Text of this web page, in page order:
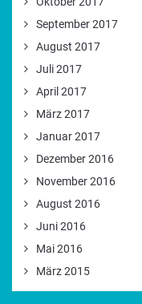
September 2017
August 2017
Juli 2017
April 2017
März 2017
Januar 2017
Dezember 2016
November 2016
August 2016
Juni 2016
Mai 2016
März 2015